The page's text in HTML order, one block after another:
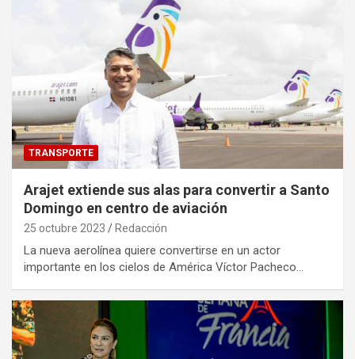
TRANSPORTE
Arajet extiende sus alas para convertir a Santo
Domingo en centro de aviación
25 octubre 2023 Redacción
La nueva aerolínea quiere convertirse en un actor
importante en los cielos de América Víctor Pacheco…